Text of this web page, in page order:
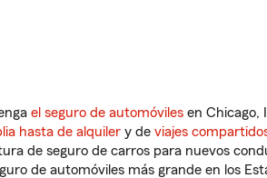
el seguro de automóviles en Chicago,
hasta de alquiler y de viajes
de seguro de carros para nuevos
de automóviles más grande en los